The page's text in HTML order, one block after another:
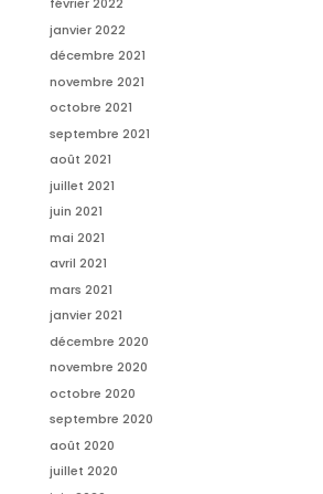
janvier 2022
décembre 2021
novembre 2021
octobre 2021
septembre 2021
août 2021
juillet 2021
juin 2021
mai 2021
avril 2021
mars 2021
janvier 2021
décembre 2020
novembre 2020
octobre 2020
septembre 2020
août 2020
juillet 2020